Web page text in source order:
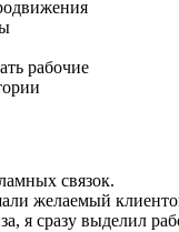
рабочие
связок.
желаемый
я сразу выделил